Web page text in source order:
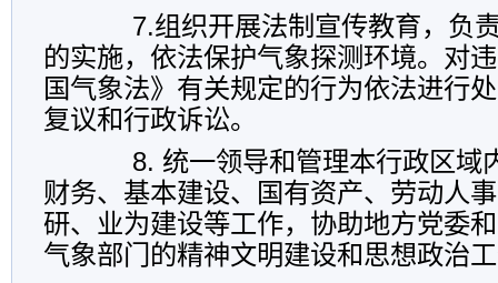
7.组织开展法制宣传教育，负责
的实施，依法保护气象探测环境。对
国气象法》有关规定的行为依法进行
复议和行政诉讼。
8. 统一领导和管理本行政区域
财务、基本建设、国有资产、劳动人
研、业为建设等工作，协助地方党委
气象部门的精神文明建设和思想政治